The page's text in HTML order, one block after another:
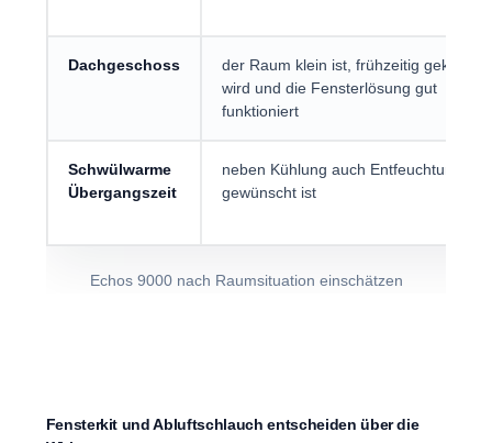
Dachgeschoss
der Raum klein ist, frühzeitig gekühlt
wird und die Fensterlösung gut
funktioniert
Schwülwarme
Übergangszeit
neben Kühlung auch Entfeuchtung
gewünscht ist
Echos 9000 nach Raumsituation einschätzen
Fensterkit und Abluftschlauch entscheiden über die